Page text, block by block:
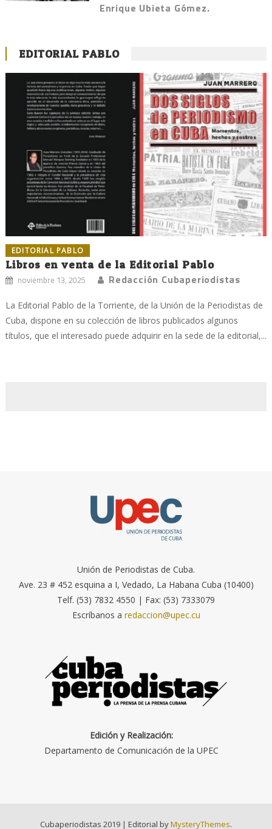
Enrique Ubieta Gómez.
EDITORIAL PABLO
EDITORIAL PABLO
Libros en venta de la Editorial Pablo
noviembre 13, 2025 Redacción Cubaperiodistas
La Editorial Pablo de la Torriente, de la Unión de la Periodistas de
Cuba, dispone en su colección de libros publicados algunos
títulos, que el interesado puede adquirir en la sede de la editorial,...
Unión de Periodistas de Cuba.
Ave. 23 # 452 esquina a I, Vedado, La Habana Cuba (10400)
Telf. (53) 7832 4550 | Fax: (53) 7333079
Escríbanos a redaccion@upec.cu
Edición y Realización:
Departamento de Comunicación de la UPEC
Cubaperiodistas 2019 | Editorial byMysteryThemes.